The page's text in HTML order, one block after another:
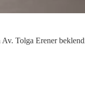
Tolga Erener